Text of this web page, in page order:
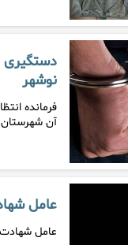
دستگیری
نوشهر
فرمانده
آن شهرستان
عامل شهادت ۸ مرزبان
عامل شهادت ۸ مرزبان کشور مجازات شد.